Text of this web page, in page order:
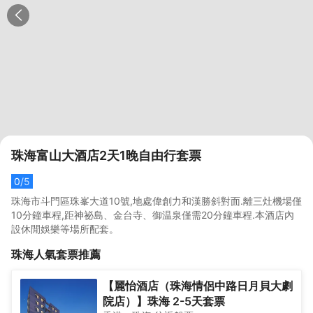
珠海富山大酒店2天1晚自由行套票
0/5
珠海市斗門區珠峯大道10號,地處偉創力和漢勝斜對面.離三灶機場僅
10分鐘車程,距神祕島、金台寺、御温泉僅需20分鐘車程.本酒店內
設休閒娛樂等場所配套。
珠海人氣套票推薦
【麗怡酒店（珠海情侶中路日月貝大劇
院店）】珠海 2-5天套票